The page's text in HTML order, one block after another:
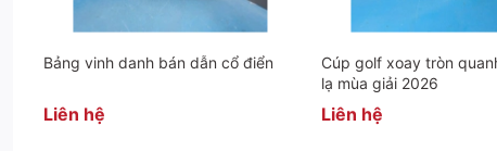
Bảng vinh danh bán dẫn cổ điển
Liên hệ
Cúp golf xoay tròn
lạ mùa giải 2026
Liên hệ